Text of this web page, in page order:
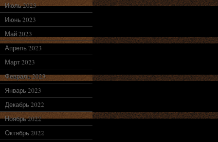
Июль 2023
Июнь 2023
Май 2023
Апрель 2023
Март 2023
Февраль 2023
Январь 2023
Декабрь 2022
Ноябрь 2022
Октябрь 2022